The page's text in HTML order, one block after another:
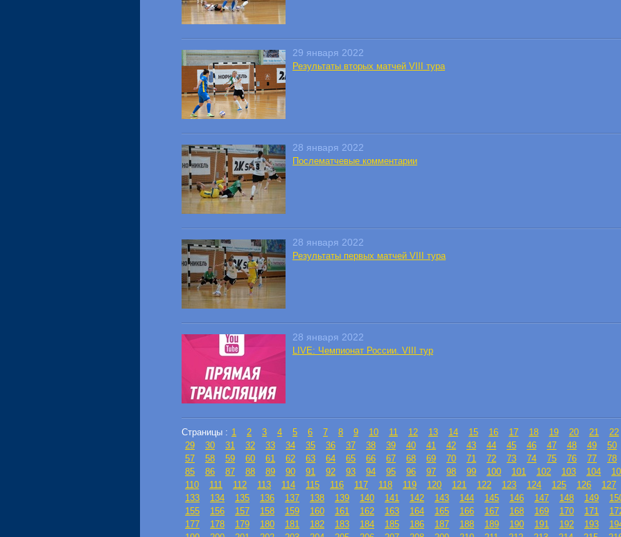
29 января 2022
Результаты вторых матчей VIII тура
28 января 2022
Послематчевые комментарии
28 января 2022
Результаты первых матчей VIII тура
28 января 2022
LIVE: Чемпионат России. VIII тур
Страницы : 1 2 3 4 5 6 7 8 9 10 11 12 13 14 15 16 17 18 19 20 21
22
29
30 31 32 33 34 35 36 37 38 39 40 41 42 43 44 45 46 47 48 49
50
57
58 59 60 61 62 63 64 65 66 67 68 69 70 71 72 73 74 75 76 77
78
85
86 87 88 89 90 91 92 93 94 95 96 97 98 99 100 101 102 103 104
110
111 112 113 114 115 116 117 118 119 120 121 122 123 124 125 126
127
133
134 135 136 137 138 139 140 141 142 143 144 145 146 147 148 149
155
156 157 158 159 160 161 162 163 164 165 166 167 168 169 170 171
177
178 179 180 181 182 183 184 185 186 187 188 189 190 191 192 193